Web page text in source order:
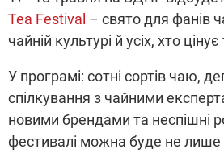
Tea Festival – свято для фанів
чайній культурі й усіх, хто
У програмі: сотні сортів чаю,
спілкування з чайними
новими брендами та неспішні
фестивалі можна буде не лише